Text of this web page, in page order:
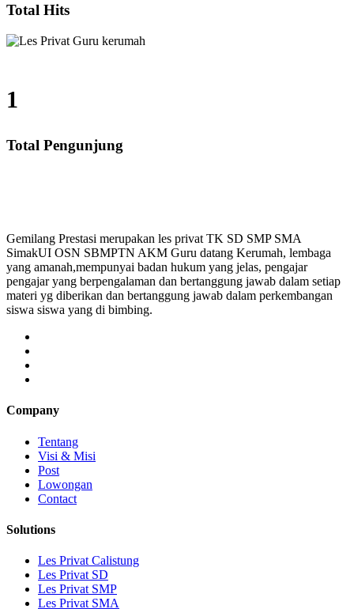
Total Hits
1
Total Pengunjung
Gemilang Prestasi merupakan les privat TK SD SMP SMA
SimakUI OSN SBMPTN AKM Guru datang Kerumah, lembaga
yang amanah,mempunyai badan hukum yang jelas, pengajar
pengajar yang berpengalaman dan bertanggung jawab dalam setiap
materi yg diberikan dan bertanggung jawab dalam perkembangan
siswa siswa yang di bimbing.
Company
Tentang
Visi & Misi
Post
Lowongan
Contact
Solutions
Les Privat Calistung
Les Privat SD
Les Privat SMP
Les Privat SMA